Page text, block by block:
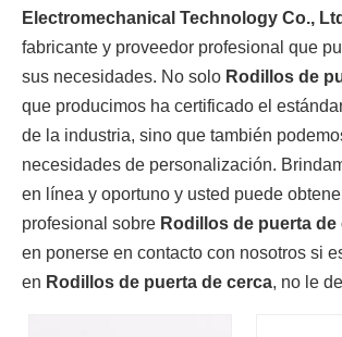
Electromechanical Technology Co.,
fabricante y proveedor profesional que
sus necesidades. No solo Rodillos de
que producimos ha certificado el
de la industria, sino que también
necesidades de personalización.
en línea y oportuno y usted puede
profesional sobre Rodillos de puerta de
en ponerse en contacto con nosotros si
en Rodillos de puerta de cerca, no le